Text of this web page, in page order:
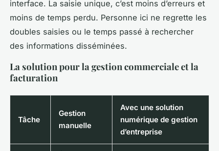
interface. La saisie unique, c’est moins d’erreurs et
moins de temps perdu. Personne ici ne regrette les
doubles saisies ou le temps passé à rechercher
des informations disséminées.
La solution pour la gestion commerciale et la
facturation
Tâche
Gestion
manuelle
Avec une solution
numérique de gestion
d’entreprise